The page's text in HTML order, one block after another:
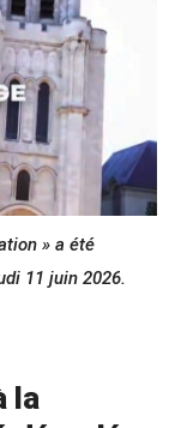
» a été
11 juin 2026.
la